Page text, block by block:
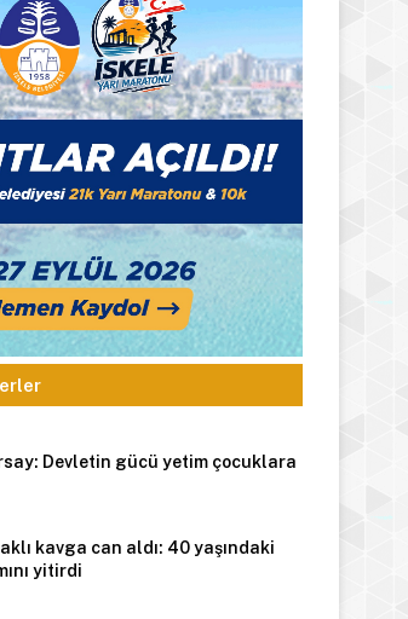
Devletin gücü yetim çocuklara
kavga can aldı: 40 yaşındaki
yitirdi